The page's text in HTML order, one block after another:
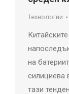
Технологии
на
силициева
тази